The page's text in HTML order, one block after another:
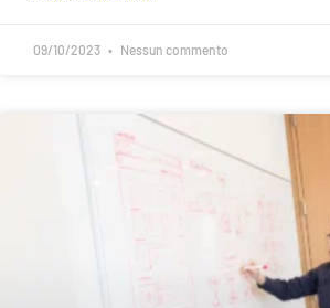
09/10/2023 Nessun commento